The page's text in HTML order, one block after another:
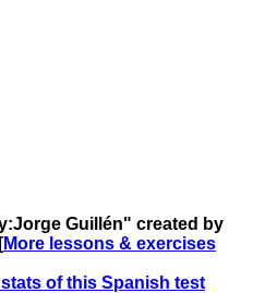
Guillén" created by
More lessons & exercises
of this Spanish test